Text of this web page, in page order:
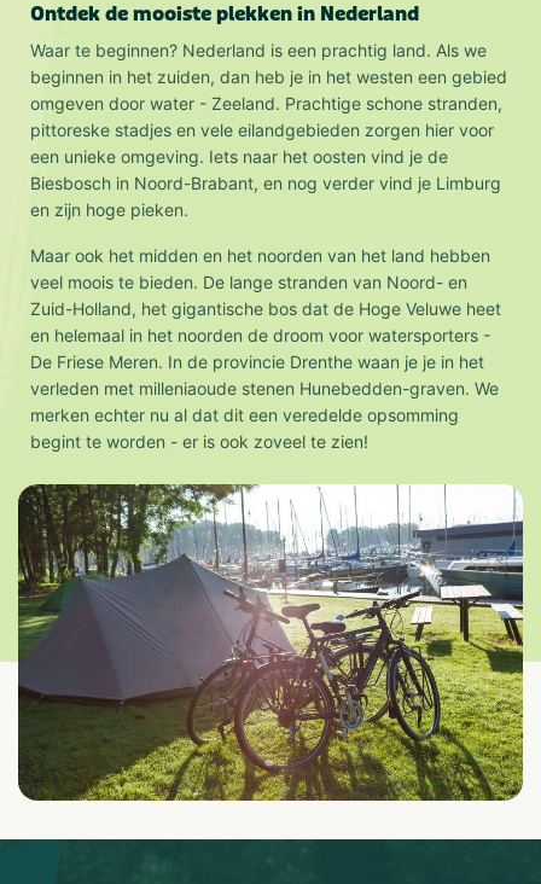
Ontdek de mooiste plekken in Nederland
Waar te beginnen? Nederland is een prachtig land. Als we
beginnen in het zuiden, dan heb je in het westen een gebied
omgeven door water - Zeeland. Prachtige schone stranden,
pittoreske stadjes en vele eilandgebieden zorgen hier voor
een unieke omgeving. Iets naar het oosten vind je de
Biesbosch in Noord-Brabant, en nog verder vind je Limburg
en zijn hoge pieken.
Maar ook het midden en het noorden van het land hebben
veel moois te bieden. De lange stranden van Noord- en
Zuid-Holland, het gigantische bos dat de Hoge Veluwe heet
en helemaal in het noorden de droom voor watersporters -
De Friese Meren. In de provincie Drenthe waan je je in het
verleden met milleniaoude stenen Hunebedden-graven. We
merken echter nu al dat dit een veredelde opsomming
begint te worden - er is ook zoveel te zien!